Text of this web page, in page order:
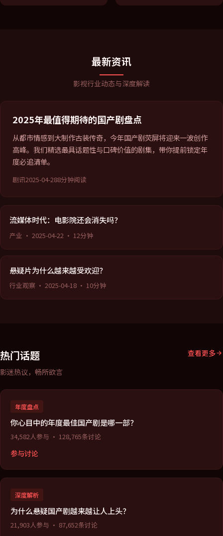
最新资讯
影视行业动态与深度解读
2025年最值得期待的国产剧盘点
从都市情感到大制作古装传奇，今年国产剧荧屏将迎来一波创作
高峰。我们精选最具话题性与口碑价值的剧集，带你提前锁定年
度必追清单。
剧讯2025-04-288分钟阅读
流媒体时代：电影院还会消失吗？
产业 · 2025-04-22 · 12分钟
悬疑片为什么越来越受欢迎？
行业观察· 2025-04-18· 10分钟
热门话题
影迷热议，畅所欲言
查看更多
年度盘点
你心目中的年度最佳国产剧是哪一部？
34,582人参与 · 128,765条讨论
参与讨论
深度解析
为什么悬疑国产剧越来越让人上头？
21,903人参与 · 87,652条讨论